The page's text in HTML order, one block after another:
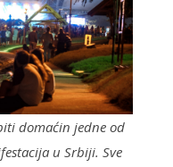
domaćin jedne od
u Srbiji. Sve